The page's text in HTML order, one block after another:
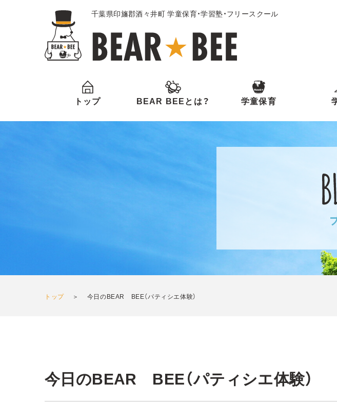
千葉県印旛郡酒々井町 学童保育・学習塾・フリースクール
トップ BEAR BEEとは？ 学童保育
トップ＞ 今日のBEAR BEE（パティシエ体験）
今日のBEAR BEE（パティシエ体験）